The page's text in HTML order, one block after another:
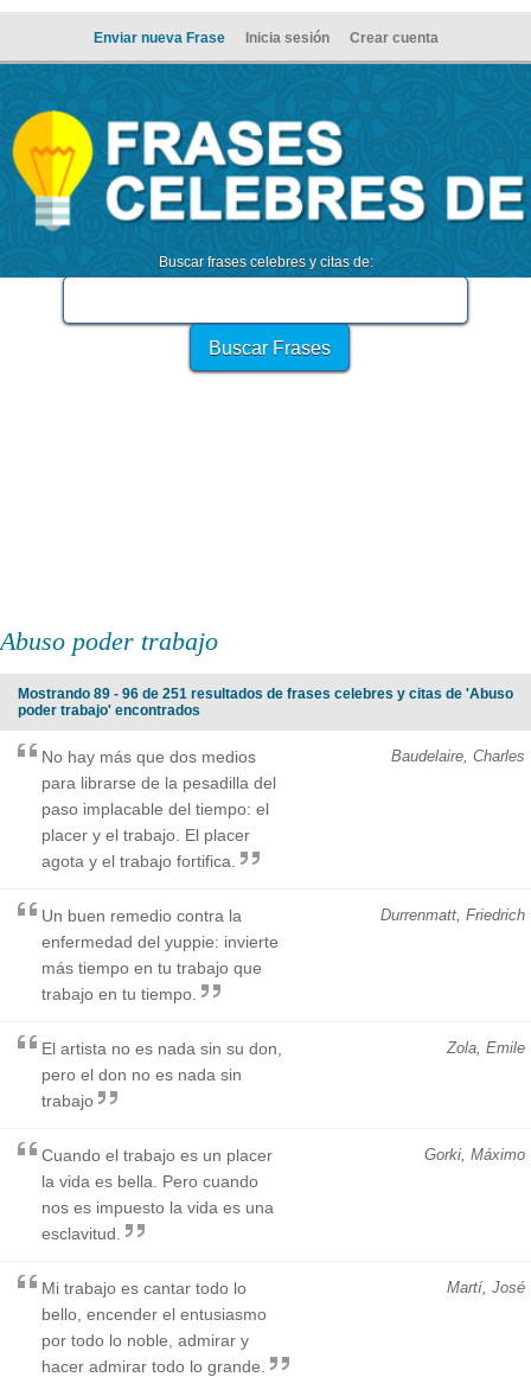
Enviar nueva Frase Inicia sesión Crear cuenta
Buscar frases celebres y citas de:
Abuso poder trabajo
Mostrando 89 - 96 de 251 resultados de frases celebres y citas de 'Abuso
poder trabajo' encontrados
Baudelaire, Charles
No hay más que dos medios
para librarse de la pesadilla del
paso implacable del tiempo: el
placer y el trabajo. El placer
agota y el trabajo fortifica.
Durrenmatt, Friedrich
Un buen remedio contra la
enfermedad del yuppie: invierte
más tiempo en tu trabajo que
trabajo en tu tiempo.
Zola, Emile
El artista no es nada sin su don,
pero el don no es nada sin
trabajo
Gorki, Máximo
Cuando el trabajo es un placer
la vida es bella. Pero cuando
nos es impuesto la vida es una
esclavitud.
Martí, José
Mi trabajo es cantar todo lo
bello, encender el entusiasmo
por todo lo noble, admirar y
hacer admirar todo lo grande.